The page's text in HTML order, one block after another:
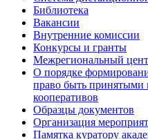
Библиотека
Вакансии
Внутренние комиссии
Конкурсы и гранты
Межрегиональный
О порядке
право быть
кооперативов
Образцы документов
Организация
Памятка куратору